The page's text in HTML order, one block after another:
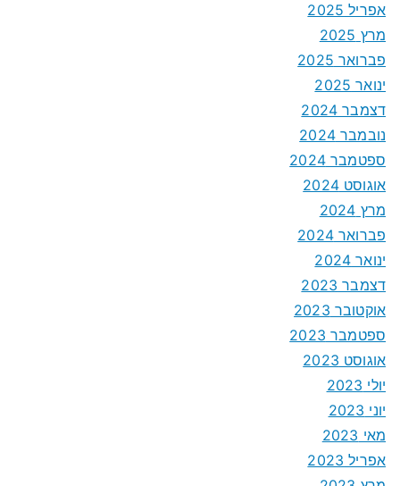
אפריל 2025
מרץ 2025
פברואר 2025
ינואר 2025
דצמבר 2024
נובמבר 2024
ספטמבר 2024
אוגוסט 2024
מרץ 2024
פברואר 2024
ינואר 2024
דצמבר 2023
אוקטובר 2023
ספטמבר 2023
אוגוסט 2023
יולי 2023
יוני 2023
מאי 2023
אפריל 2023